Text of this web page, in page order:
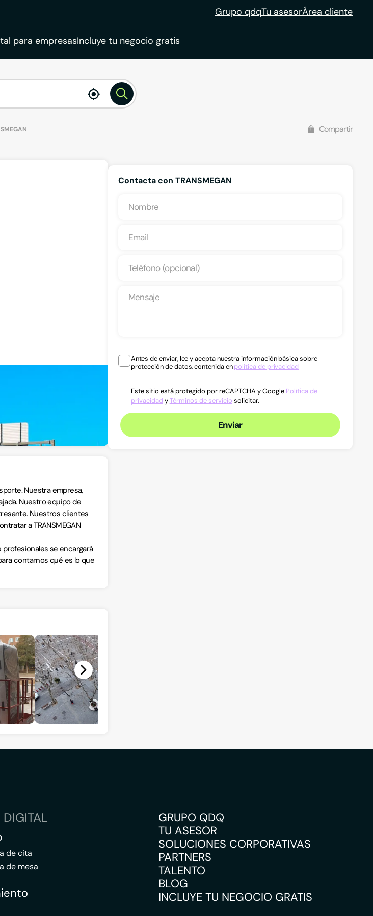
Grupo qdqTu asesorÁrea cliente
para empresasIncluye tu negocio gratis
enable
location
Compartir
Ver teléfono
Nuestra empresa,
Nuestro equipo de
Nuestros clientes
a TRANSMEGAN
se encargará
contarnos qué es lo que
Contacta con TRANSMEGAN
Antes de enviar, lee y acepta nuestra información básica sobre
protección de datos, contenida enpolítica de privacidad
Este sitio está protegido por reCAPTCHA y Google Política de
privacidad yTérminos de servicio solicitar.
Enviar
de cita
de mesa
GRUPO QDQ
TU ASESOR
SOLUCIONES CORPORATIVAS
PARTNERS
TALENTO
BLOG
INCLUYE TU NEGOCIO GRATIS